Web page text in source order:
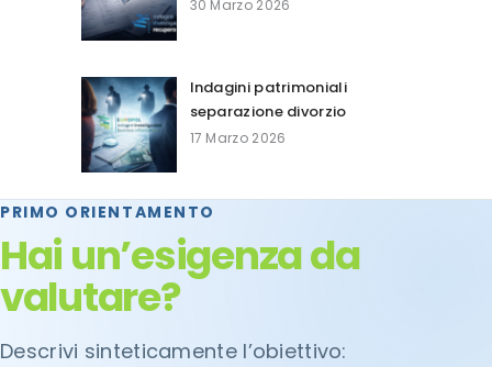
30 Marzo 2026
Indagini patrimoniali
separazione divorzio
17 Marzo 2026
PRIMO ORIENTAMENTO
Hai un’esigenza da
valutare?
Descrivi sinteticamente l’obiettivo: